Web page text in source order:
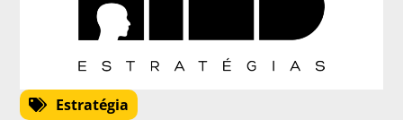
Estratégia